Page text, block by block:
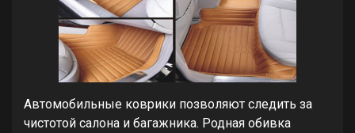
Автомобильные коврики позволяют следить за
чистотой салона и багажника. Родная обивка